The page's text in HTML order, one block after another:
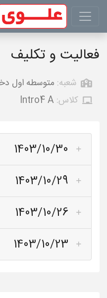
فعالیت و تکلیف
شعبه: متوسطه اول
کلاس: Intro4 A
1403/10/30
1403/10/29
1403/10/26
1403/10/23